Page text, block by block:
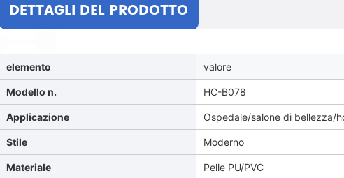
DETTAGLI DEL PRODOTTO
elemento valore
Modello n. HC-B078
Applicazione Ospedale/salone di bellezza/
Stile Moderno
Materiale Pelle PU/PVC